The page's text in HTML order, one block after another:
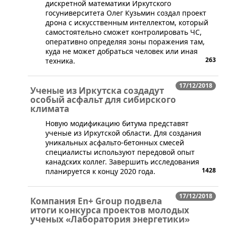
дискретной математики Иркутского
госуниверситета Олег Кузьмин создал проект
дрона с искусственным интеллектом, который
самостоятельно сможет контролировать ЧС,
оперативно определяя зоны поражения там,
куда не может добраться человек или иная
техника.
263
17/12/2018
Ученые из Иркутска создадут
особый асфальт для сибирского
климата
Новую модификацию битума представят
ученые из Иркутской области. Для создания
уникальных асфальто-бетонных смесей
специалисты используют передовой опыт
канадских коллег. Завершить исследования
планируется к концу 2020 года.
1428
17/12/2018
Компания En+ Group подвела
итоги конкурса проектов молодых
ученых «Лаборатория энергетики»